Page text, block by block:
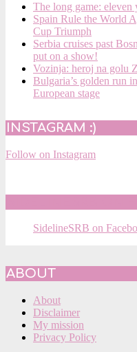
The long game: eleven
Spain Rule the World
Cup Triumph
Serbia cruises past
put on a show!
Vozinja: heroj na golu
Bulgaria’s golden run
European stage
INSTAGRAM :)
Follow on Instagram
SidelineSRB on
ABOUT
About
Disclaimer
My mission
Privacy Policy